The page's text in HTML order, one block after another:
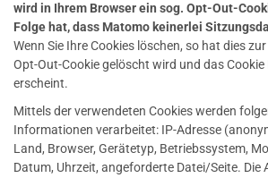
wird in Ihrem Browser ein sog. Opt-Out-
Folge hat, dass Matomo keinerlei
Wenn Sie Ihre Cookies löschen, so hat dies
Opt-Out-Cookie gelöscht wird und das Cookie
erscheint.
Mittels der verwendeten Cookies werden
Informationen verarbeitet: IP-Adresse
Land, Browser, Gerätetyp, Betriebssystem,
Datum, Uhrzeit, angeforderte Datei/Seite. Die